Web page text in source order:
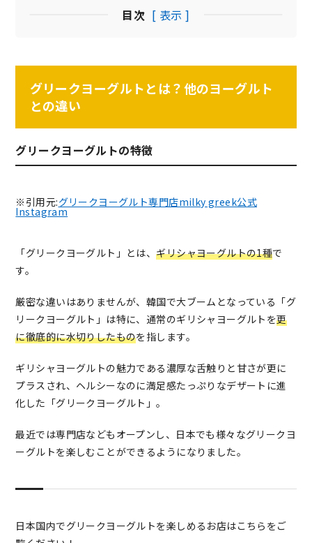
目次 [ 表示 ]
グリークヨーグルトとは？他のヨーグルト
との違い
グリークヨーグルトの特徴
※引用元:グリークヨーグルト専門店milky greek公式
Instagram
「グリークヨーグルト」とは、ギリシャヨーグルトの1種で
す。
厳密な違いはありませんが、韓国で大ブームとなっている「グ
リークヨーグルト」は特に、通常のギリシャヨーグルトを更
に徹底的に水切りしたものを指します。
ギリシャヨーグルトの魅力である濃厚な舌触りと甘さが更に
プラスされ、ヘルシーなのに満足感たっぷりなデザートに進
化した「グリークヨーグルト」。
最近では専門店などもオープンし、日本でも様々なグリークヨ
ーグルトを楽しむことができるようになりました。
日本国内でグリークヨーグルトを楽しめるお店はこちらをご